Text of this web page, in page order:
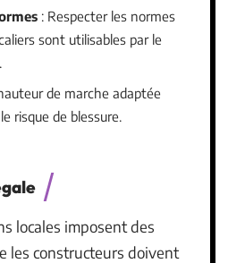
: Respecter les normes
sont utilisables par le
de marche adaptée
risque de blessure.
locales imposent des
les constructeurs doivent